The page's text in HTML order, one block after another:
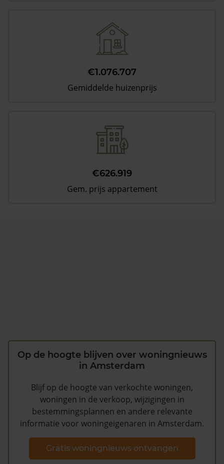
€1.076.707
Gemiddelde huizenprijs
€626.919
Gem. prijs appartement
Op de hoogte blijven over woningnieuws
in Amsterdam
Blijf op de hoogte van verkochte woningen,
woningen in de verkoop, wijzigingen in
bestemmingsplannen en andere relevante
informatie voor woningeigenaren in Amsterdam.
Gratis woningnieuws ontvangen